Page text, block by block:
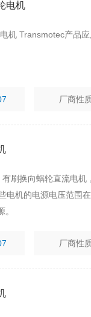
电机
机 Transmotec产品
厂商性
刷换向蜗轮直流电
电机的电源电压范围
厂商性